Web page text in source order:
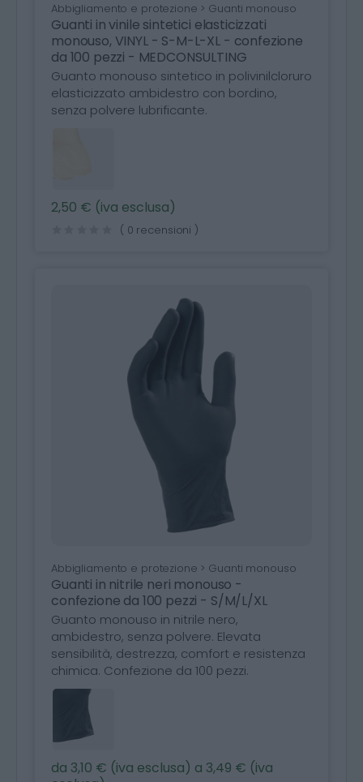
Abbigliamento e protezione > Guanti monouso
Guanti in vinile sintetici elasticizzati
monouso, VINYL - S-M-L-XL - confezione
da 100 pezzi - MEDCONSULTING
Guanto monouso sintetico in polivinilcloruro
elasticizzato ambidestro con bordino,
senza polvere lubrificante.
2,50 € (iva esclusa)
( 0 recensioni )
Abbigliamento e protezione > Guanti monouso
Guanti in nitrile neri monouso -
confezione da 100 pezzi - S/M/L/XL
Guanto monouso in nitrile nero,
ambidestro, senza polvere. Elevata
sensibilità, destrezza, comfort e resistenza
chimica. Confezione da 100 pezzi.
da 3,10 € (iva esclusa) a 3,49 € (iva